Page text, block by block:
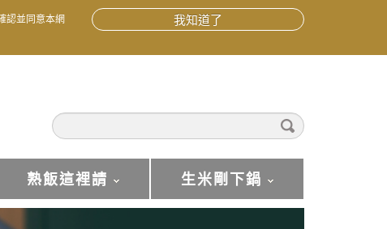
熟飯這裡請 生米剛下鍋
認並同意本網
我知道了